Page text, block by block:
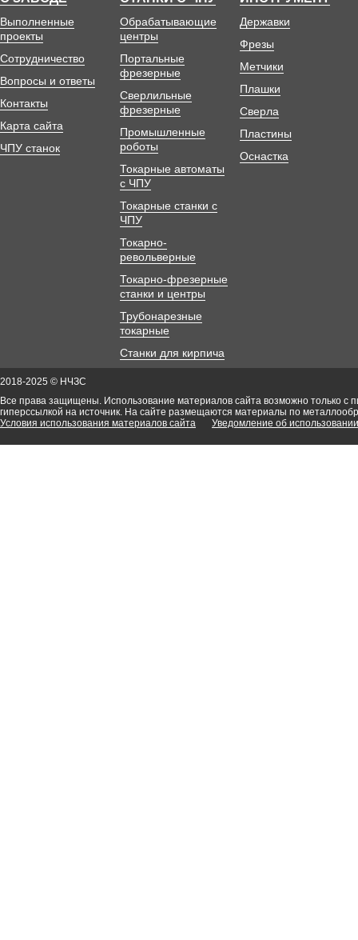
Выполненные
проекты
Сотрудничество
Вопросы и ответы
Контакты
Карта сайта
ЧПУ станок
Обрабатывающие
центры
Портальные
фрезерные
Сверлильные
фрезерные
Промышленные
роботы
Токарные автоматы
с ЧПУ
Токарные станки с
ЧПУ
Токарно-
револьверные
Токарно-фрезерные
станки и центры
Трубонарезные
токарные
Станки для кирпича
Державки
Фрезы
Метчики
Плашки
Сверла
Пластины
Оснастка
2018-2025 © НЧЗС
Все права защищены. Использование материалов сайта возможно только с
гиперссылкой на источник. На сайте размещаются материалы по
Условия использования материалов сайта
Уведомление об